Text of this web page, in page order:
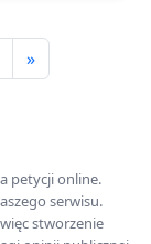
Grant
»
petycji online.
serwisu.
stworzenie